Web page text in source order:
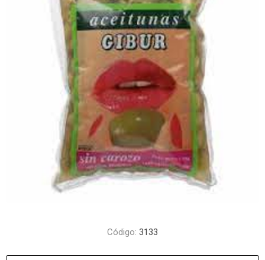
Código: 3133